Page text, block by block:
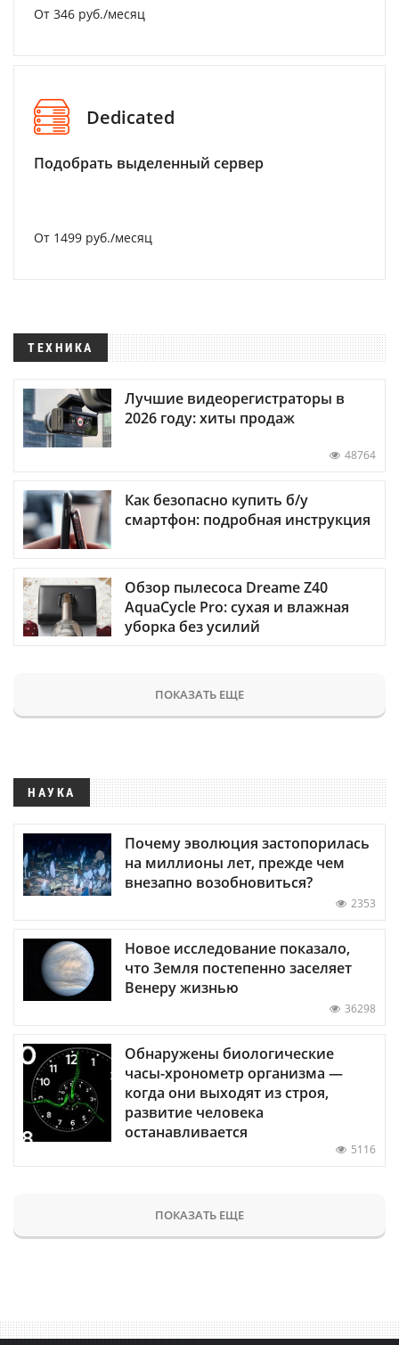
От 346 руб./месяц
Dedicated
Подобрать выделенный сервер
От 1499 руб./месяц
ТЕХНИКА
Лучшие видеорегистраторы в
2026 году: хиты продаж
48764
Как безопасно купить б/у
смартфон: подробная инструкция
Обзор пылесоса Dreame Z40
AquaCycle Pro: сухая и влажная
уборка без усилий
ПОКАЗАТЬ ЕЩЕ
НАУКА
Почему эволюция застопорилась
на миллионы лет, прежде чем
внезапно возобновиться?
2353
Новое исследование показало,
что Земля постепенно заселяет
Венеру жизнью
36298
Обнаружены биологические
часы-хронометр организма —
когда они выходят из строя,
развитие человека
останавливается
5116
ПОКАЗАТЬ ЕЩЕ